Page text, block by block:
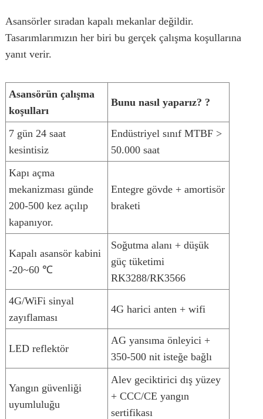
Asansörler sıradan kapalı mekanlar değildir.
Tasarımlarımızın her biri bu gerçek çalışma koşullarına
yanıt verir.
Asansörün çalışma
koşulları
Bunu nasıl yaparız? ?
7 gün 24 saat
kesintisiz
Endüstriyel sınıf MTBF >
50.000 saat
Kapı açma
mekanizması günde
200-500 kez açılıp
kapanıyor.
Entegre gövde + amortisör
braketi
Kapalı asansör kabini
-20~60 ℃
Soğutma alanı + düşük
güç tüketimi
RK3288/RK3566
4G/WiFi sinyal
zayıflaması
4G harici anten + wifi
LED reflektör
AG yansıma önleyici +
350-500 nit isteğe bağlı
Yangın güvenliği
uyumluluğu
Alev geciktirici dış yüzey
+ CCC/CE yangın
sertifikası